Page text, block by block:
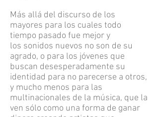
Más allá del discurso de los
mayores para los cuales todo
tiempo pasado fue mejor y
los sonidos nuevos no son de su
agrado, o para los jóvenes que
buscan desesperadamente su
identidad para no parecerse a otros,
y mucho menos para las
multinacionales de la música, que la
ven sólo como una forma de ganar